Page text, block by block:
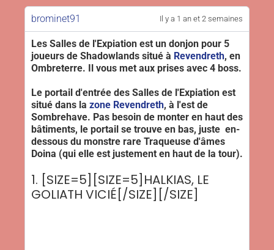
brominet91 Il y a 1 an et 2 semaines
Les Salles de l'Expiation est un donjon pour 5
joueurs de Shadowlands situé à Revendreth, en
Ombreterre. Il vous met aux prises avec 4 boss.
Le portail d'entrée des Salles de l'Expiation est
situé dans la zone Revendreth, à l'est de
Sombrehave. Pas besoin de monter en haut des
bâtiments, le portail se trouve en bas, juste en-
dessous du monstre rare Traqueuse d'âmes
Doina (qui elle est justement en haut de la tour).
1. [SIZE=5][SIZE=5]HALKIAS, LE
GOLIATH VICIÉ[/SIZE][/SIZE]